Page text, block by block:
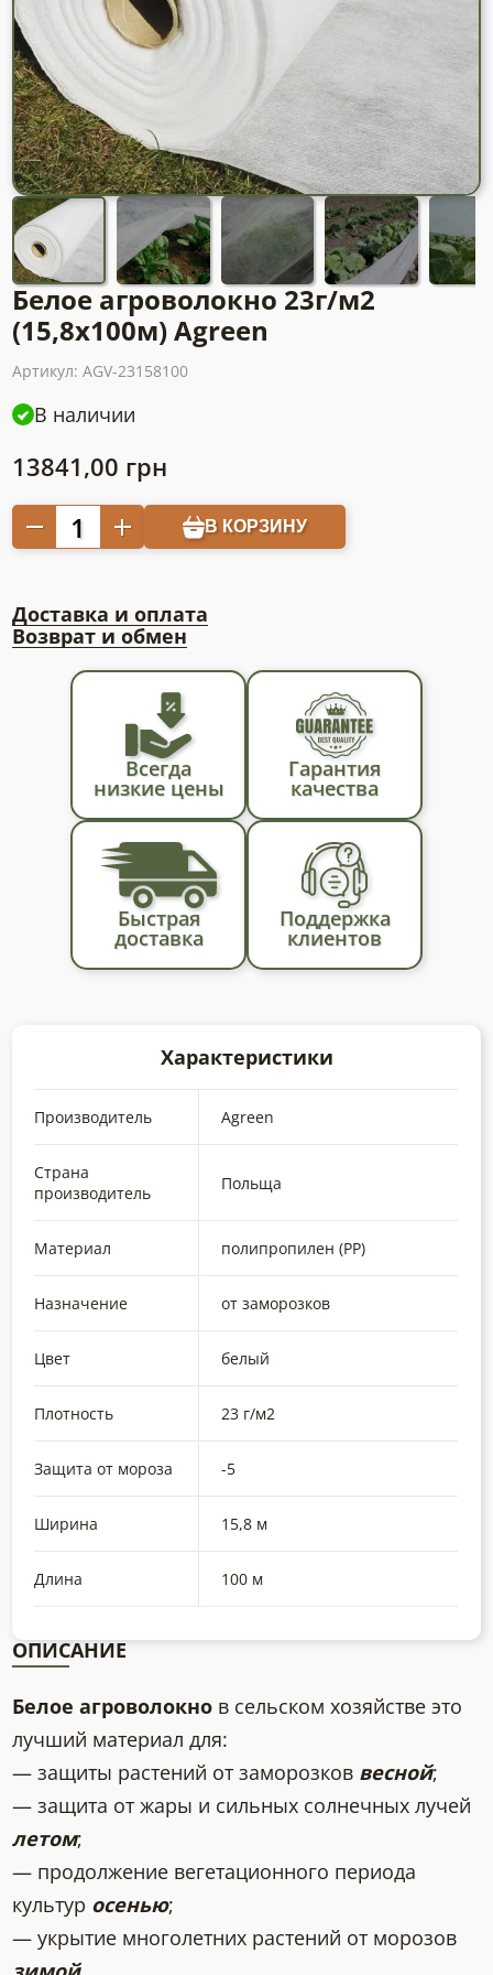
Белое агроволокно 23г/м2
(15,8х100м) Agreen
Артикул:AGV-23158100
В наличии
13841,00 грн
Количество
товара
23г/
м2
(15,8х100м)
В КОРЗИНУ
Доставка и оплата
Возврат и обмен
Всегда
низкие цены
Гарантия
качества
Быстрая
доставка
Поддержка
клиентов
ОПИСАНИЕ
Белое агроволокно в сельском хозяйстве это
лучший материал для:
— защиты растений от заморозков весной;
— защита от жары и сильных солнечных лучей
летом;
— продолжение вегетационного периода
культур осенью;
— укрытие многолетних растений от морозов
Характеристики
Производитель Agreen
Страна
производитель
Польща
Материал полипропилен (РР)
Назначение от заморозков
Цвет белый
Плотность 23 г/м2
Защита от мороза -5
Ширина 15,8 м
Длина 100 м